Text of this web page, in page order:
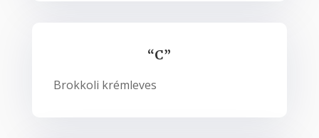
“C”
Brokkoli krémleves